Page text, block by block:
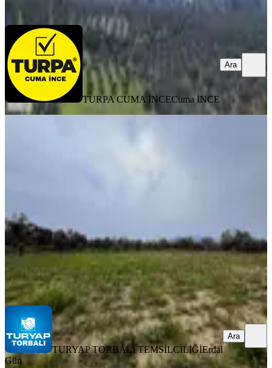
TURPA CUMA İNCECuma İNCE
Ara
Torbalı Dirmil Mah 3463 M2
Müstakil Tek Tapu Tarla
TURYAP TORBALI TEMSİLCİLİĞİ
Ara
TURYAP TORBALI TEMSİLCİLİĞİErdal
Gün
Ara